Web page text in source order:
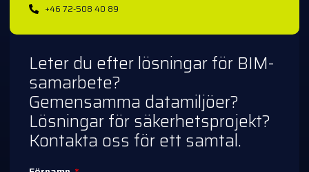
+46 72-508 40 89
Leter du efter lösningar för BIM-
samarbete?
Gemensamma datamiljöer?
Lösningar för säkerhetsprojekt?
Kontakta oss för ett samtal.